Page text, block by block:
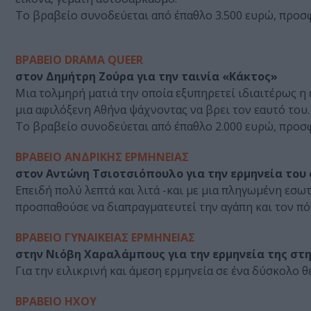
Το βραβείο συνοδεύεται από έπαθλο 3.500 ευρώ,
ΒΡΑΒΕΙΟ DRAMA QUEER
στον Δημήτρη Ζούρα για την ταινία «Κάκτος»
Μια τολμηρή ματιά την οποία εξυπηρετεί
μια αφιλόξενη Αθήνα ψάχνοντας να βρει τον εαυτό του.
Το βραβείο συνοδεύεται από έπαθλο 2.000 ευρώ,
ΒΡΑΒΕΙΟ ΑΝΔΡΙΚΗΣ ΕΡΜΗΝΕΙΑΣ
στον Αντώνη Τσιοτσιόπουλο για την ερμηνεία
Επειδή πολύ λεπτά και λιτά -και με μια πληγωμένη
προσπαθούσε να διαπραγματευτεί την αγάπη και τον
ΒΡΑΒΕΙΟ ΓΥΝΑΙΚΕΙΑΣ ΕΡΜΗΝΕΙΑΣ
στην Νιόβη Χαραλάμπους για την ερμηνεία της
Για την ειλικρινή και άμεση ερμηνεία σε ένα δύσκολο
ΒΡΑΒΕΙΟ ΗΧΟΥ